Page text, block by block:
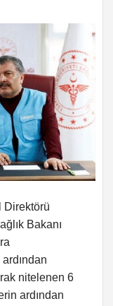
Direktörü
Bakanı
nitelenen 6
ardından